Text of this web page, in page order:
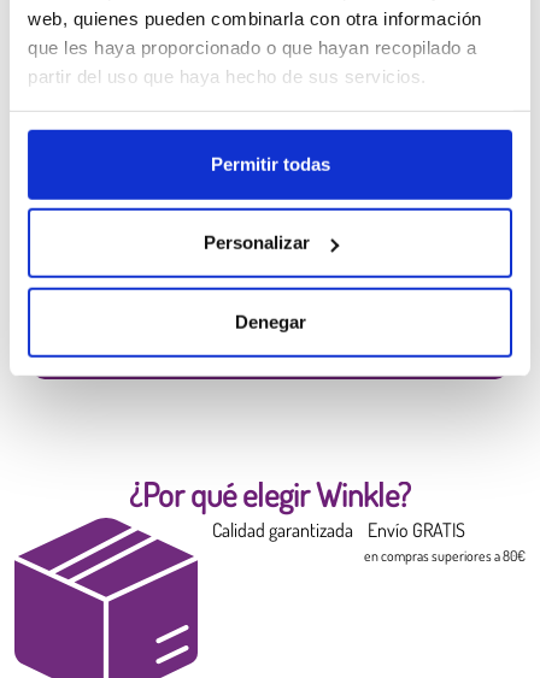
web, quienes pueden combinarla con otra información
que les haya proporcionado o que hayan recopilado a
partir del uso que haya hecho de sus servicios.
Permitir todas
Personalizar
Denegar
impresión
Otros clientes también compraron
Filamento PLA HD Winkle
Diámetro:1.75 mm
COMPRAR
¿Por qué elegir Winkle?
Calidad garantizada Envío GRATIS
en compras superiores a 80€